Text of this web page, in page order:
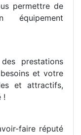
permettre de
équipement
prestations
et votre
et attractifs,
!
faire réputé